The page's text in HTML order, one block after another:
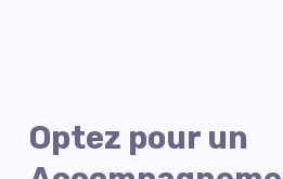
Optez pour un